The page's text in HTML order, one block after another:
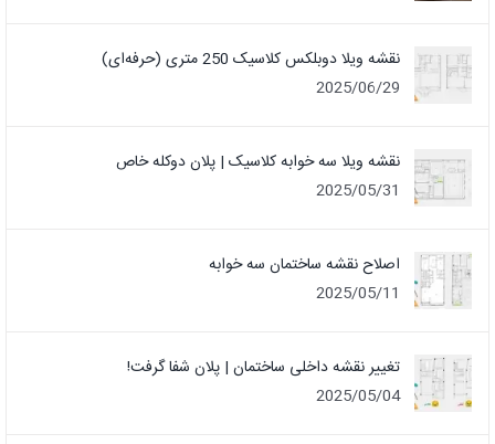
نقشه ویلا دوبلکس کلاسیک 250 متری (حرفه‌ای)
2025/06/29
نقشه ویلا سه خوابه کلاسیک | پلان دوکله خاص
2025/05/31
اصلاح نقشه ساختمان سه خوابه
2025/05/11
تغییر نقشه داخلی ساختمان | پلان شفا گرفت!
2025/05/04